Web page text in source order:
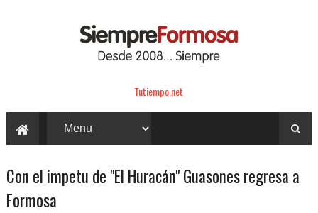
Tutiempo.net
Con el impetu de "El Huracán" Guasones regresa a
Formosa